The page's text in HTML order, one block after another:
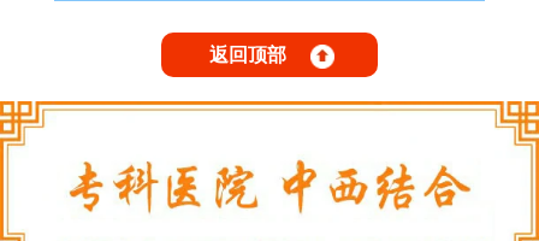
返回顶部